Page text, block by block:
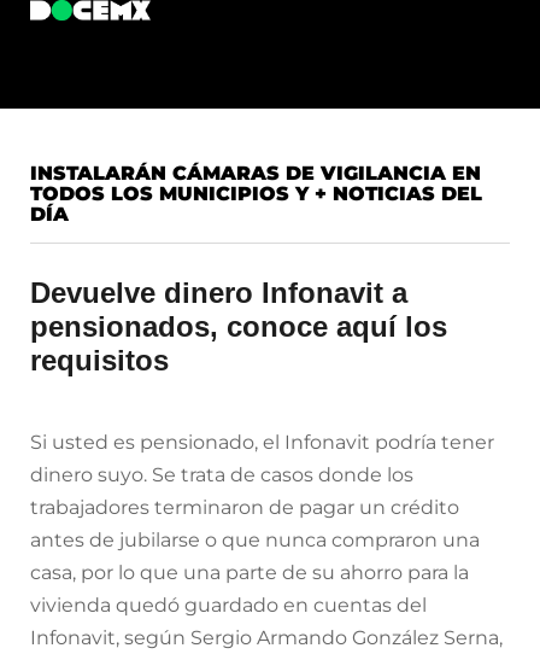
INSTALARÁN CÁMARAS DE VIGILANCIA EN
TODOS LOS MUNICIPIOS Y + NOTICIAS DEL
DÍA
Devuelve dinero Infonavit a
pensionados, conoce aquí los
requisitos
Si usted es pensionado, el Infonavit podría tener
dinero suyo. Se trata de casos donde los
trabajadores terminaron de pagar un crédito
antes de jubilarse o que nunca compraron una
casa, por lo que una parte de su ahorro para la
vivienda quedó guardado en cuentas del
Infonavit, según Sergio Armando González Serna,